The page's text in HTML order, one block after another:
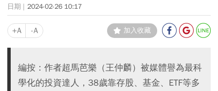
2024-02-26 10:17
+A -A 加入收藏
編按：作者超馬芭樂（王仲麟）被媒體譽為最科
學化的投資達人，38歲靠存股、基金、ETF等多